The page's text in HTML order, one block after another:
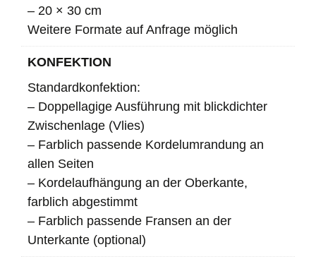
– 20 × 30 cm
Weitere Formate auf Anfrage möglich
KONFEKTION
Standardkonfektion:
– Doppellagige Ausführung mit blickdichter
Zwischenlage (Vlies)
– Farblich passende Kordelumrandung an
allen Seiten
– Kordelaufhängung an der Oberkante,
farblich abgestimmt
– Farblich passende Fransen an der
Unterkante (optional)